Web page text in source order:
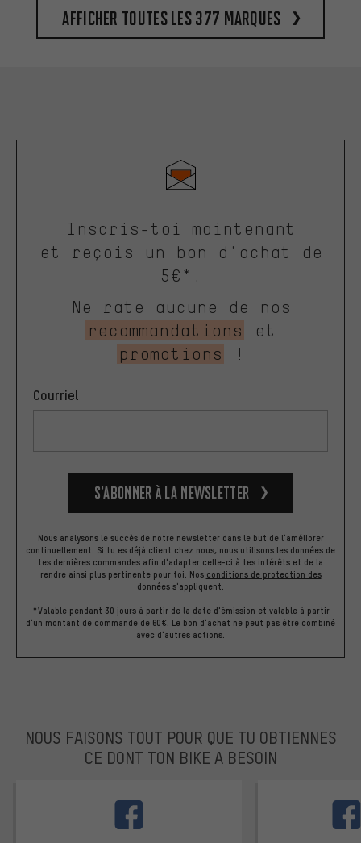
Afficher toutes les 377 marques
Inscris-toi maintenant
et reçois un bon d'achat de
5€*.
Ne rate aucune de nos
recommandations
et
promotions
!
Courriel
S’abonner à la newsletter
Nous analysons le succès de notre newsletter dans le but de l'améliorer
continuellement. Si tu es déjà client chez nous, nous utilisons les données de
tes dernières commandes afin d'adapter celle-ci à tes intérêts et de la
rendre ainsi plus pertinente pour toi. Nos conditions de protection des
données s'appliquent.
*Valable pendant 30 jours à partir de la date d'émission et valable à partir
d'un montant de commande de 60€. Le bon d'achat ne peut pas être combiné
avec d'autres actions.
NOUS FAISONS TOUT POUR QUE TU OBTIENNES
CE DONT TON BIKE A BESOIN